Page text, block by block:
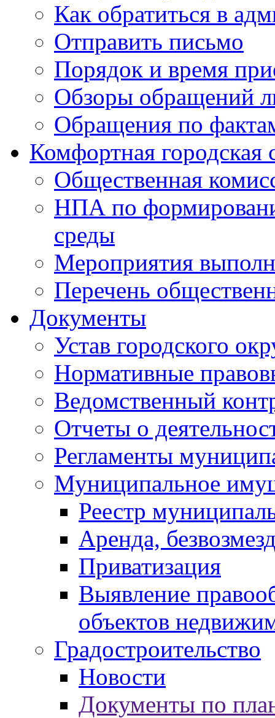
Как обратиться в
Отправить письмо
Порядок и время
Обзоры обращений
Обращения по
Комфортная городская
Общественная
НПА по
среды
Мероприятия
Перечень
Документы
Устав городского
Нормативные
Ведомственный
Отчеты о
Регламенты
Муниципальное
Реестр
Аренда,
Приватизация
Выявление
объектов
Градостроительство
Новости
Документы по